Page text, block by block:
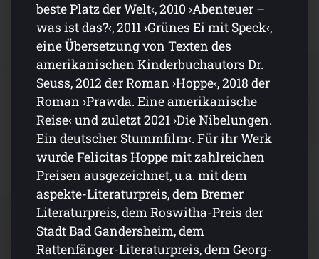
beste Platz der Welt‹, 2010 ›Abenteuer –
was ist das?‹, 2011 ›Grünes Ei mit Speck‹,
eine Übersetzung von Texten des
amerikanischen Kinderbuchautors Dr.
Seuss, 2012 der Roman ›Hoppe‹, 2018 der
Roman ›Prawda. Eine amerikanische
Reise‹ und zuletzt 2021 ›Die Nibelungen.
Ein deutscher Stummfilm‹. Für ihr Werk
wurde Felicitas Hoppe mit zahlreichen
Preisen ausgezeichnet, u.a. mit dem
aspekte-Literaturpreis, dem Bremer
Literaturpreis, dem Roswitha-Preis der
Stadt Bad Gandersheim, dem
Rattenfänger-Literaturpreis, dem Georg-